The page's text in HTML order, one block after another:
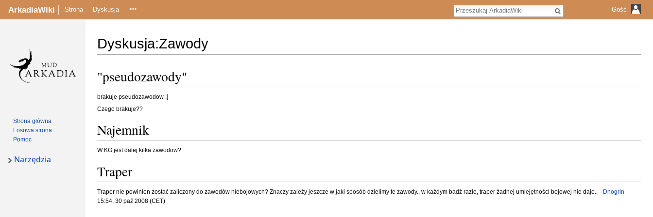
Dyskusja:Zawody
do
nawigacji
do
wyszukiwania
"pseudozawody"
brakuje pseudozawodow :]
Czego brakuje??
Najemnik
W KG jest dalej kilka zawodow?
Traper
Traper nie powinien zostać zaliczony do zawodów niebojowych? Znaczy zależy jeszcze w jaki sposób dzielimy te zawody.. w każdym badź razie, traper żadnej umiejętności bojowej nie daje.. --Dhogrin
15:54, 30 paź 2008 (CET)
ArkadiaWiki Gość
Strona Dyskusja
S
z
j
Strona główna
Losowa strona
Pomoc
Narzędzia